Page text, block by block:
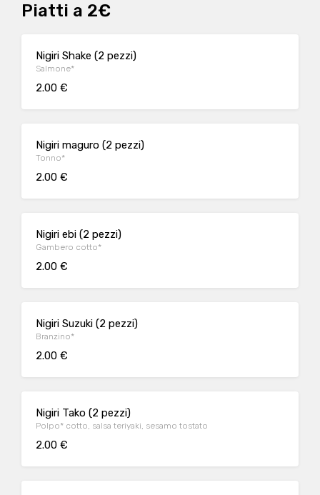
Piatti a 2€
Nigiri Shake (2 pezzi)
Salmone*
2.00 €
Nigiri maguro (2 pezzi)
Tonno*
2.00 €
Nigiri ebi (2 pezzi)
Gambero cotto*
2.00 €
Nigiri Suzuki (2 pezzi)
Branzino*
2.00 €
Nigiri Tako (2 pezzi)
Polpo* cotto, salsa teriyaki, sesamo tostato
2.00 €